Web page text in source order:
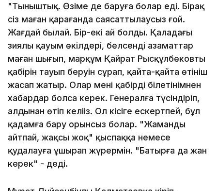
"Тыныштық. Өзіме де баруға болар еді. Бірақ
сіз маған қарағанда саясаттылаусыз ғой.
Жағдай былай. Бір-екі ай болды. Қаладағы
зиялы қауым өкілдері, белсенді азаматтар
маған шығып, марқұм Қайрат Рысқұлбековтың
қабірін тауып беруін сұрап, қайта-қайта өтініш
жасап жатыр. Олар менің қабірді білетінімнен
хабардар болса керек. Генералға түсіндіріп,
алдынан өтіп келіңіз. Ол кісіге ескертпей, бұл
қадамға бару орынсыз болар. "Жаманды
айтпай, жақсы жоқ" қыспаққа немесе
қудалауға ұшырап жүрермін. "Батырға да жан
керек" - деді.